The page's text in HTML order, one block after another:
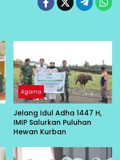
Agama
Jelang Idul Adha 1447 H,
IMIP Salurkan Puluhan
Hewan Kurban